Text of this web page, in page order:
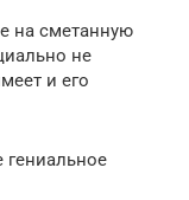
на сметанную
не
и его
гениальное